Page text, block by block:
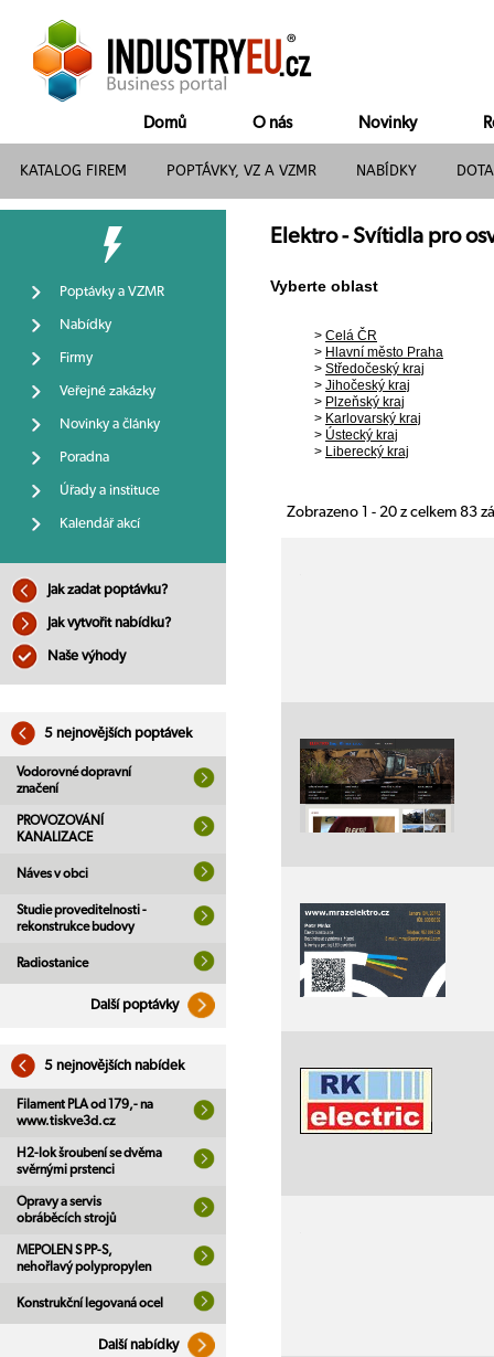
Domů O nás Novinky
KATALOG FIREM POPTÁVKY, VZ A VZMR NABÍDKY
Poptávky a VZMR
Nabídky
Firmy
Veřejné zakázky
Novinky a články
Poradna
Úřady a instituce
Kalendář akcí
Jak zadat poptávku?
Jak vytvořit nabídku?
Naše výhody
5 nejnovějších poptávek
Vodorovné dopravní
značení
PROVOZOVÁNÍ
KANALIZACE
Náves v obci
Studie proveditelnosti -
rekonstrukce budovy
Radiostanice
Další poptávky
5 nejnovějších nabídek
Filament PLA od 179,- na
www.tiskve3d.cz
H2-lok šroubení se dvěma
svěrnými prstenci
Opravy a servis
obráběcích strojů
MEPOLEN S PP-S,
nehořlavý polypropylen
Konstrukční legovaná ocel
Další nabídky
Elektro - Svítidla pro
Vyberte oblast
> Celá ČR
> Hlavní město Praha
> Středočeský kraj
> Jihočeský kraj
> Plzeňský kraj
> Karlovarský kraj
> Ústecký kraj
> Liberecký kraj
Zobrazeno 1 - 20 z celkem 83